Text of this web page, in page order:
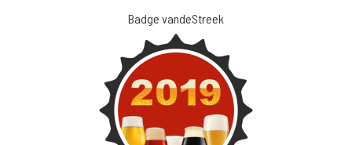
Badge vandeStreek